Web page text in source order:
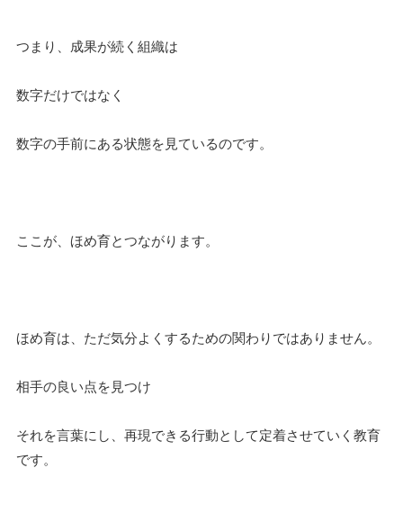
つまり、成果が続く組織は
数字だけではなく
数字の手前にある状態を見ているのです。
ここが、ほめ育とつながります。
ほめ育は、ただ気分よくするための関わりではありません。
相手の良い点を見つけ
それを言葉にし、再現できる行動として定着させていく教育
です。